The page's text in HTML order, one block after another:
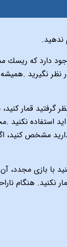
ندهيد.
دارد كه
نظر نگيريد
گرفتيد قمار
استفاده نكنيد
مشخص كنيد،
با بازی
نكنيد. هنگام